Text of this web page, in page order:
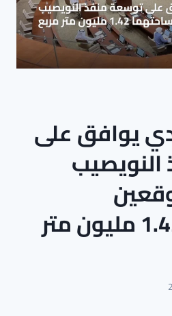
يوافق على
مساحتهما 1.42 مليون متر